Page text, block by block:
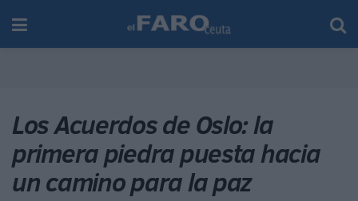
Los Acuerdos de Oslo: la
primera piedra puesta hacia
un camino para la paz